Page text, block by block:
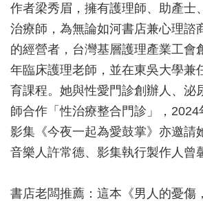
作者梁秀眉，擁有護理師、助產士
治療師，為無論如河書店兼心理諮
的經營者，台灣基層護理產業工會
年臨床護理老師，並在東吳大學兼
育課程。她與性愛門診創辦人、泌
師合作「性治療整合門診」，
影集《今夜一起為愛鼓掌》亦邀請
音樂人許常德、影集執行製作人曾
書店老闆推薦：這本《男人的憂傷